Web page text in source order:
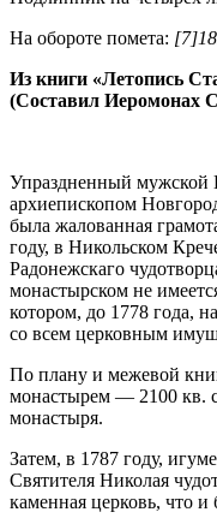
На обороте помета:
Из книги «Летопись
(Составил Иеромонах
Упраздненный мужской
архиепископом
была жалованная
году, в Никольском
Радонежскаго
монастырском не
котором, до 1778 года,
со всем церковным
По плану и межевой
монастырем — 2100 кв.
монастыря.
Затем, в 1787 году,
Святителя Николая
каменная церковь, что